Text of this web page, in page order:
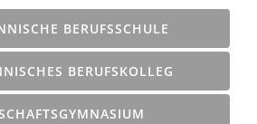
BERUFSSCHULE
BERUFSKOLLEG